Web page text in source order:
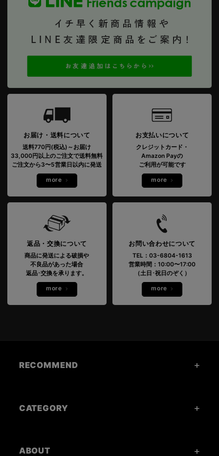
お届け・送料について
送料770円(税込)～お届け
33,000円以上のご注文で送料無料
ご注文から3〜5営業日以内に発送
more
お支払いについて
クレジットカード・
Amazon Payの
ご利用が可能です
more
返品・交換について
商品に発送による破損や
不良品があった場合
返品･交換を承ります。
more
お問い合わせについて
TEL：03-6804-1613
営業時間：10:00〜17:00
（土日･祝日のぞく）
more
RECOMMEND
CATEGORY
ABOUT